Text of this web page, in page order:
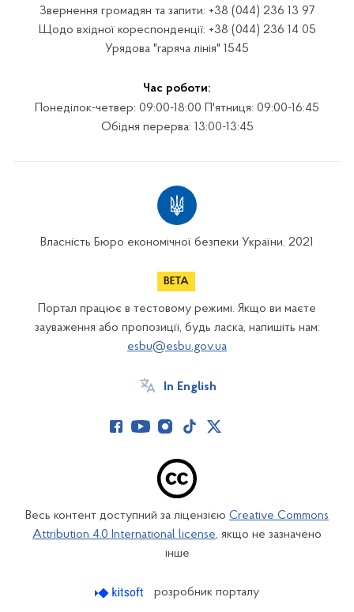
Звернення громадян та запити: +38 (044) 236 13 97
Щодо вхідної кореспонденції: +38 (044) 236 14 05
Урядова "гаряча лінія" 1545
Час роботи:
Понеділок-четвер: 09:00-18:00 П'ятниця: 09:00-16:45
Обідня перерва: 13:00-13:45
Власність Бюро економічної безпеки України. 2021
Портал працює в тестовому режимі. Якщо ви маєте
зауваження або пропозиції, будь ласка, напишіть нам:
esbu@esbu.gov.ua
In English
Весь контент доступний за ліцензією Creative Commons
Attribution 4.0 International license, якщо не зазначено
інше
розробник порталу